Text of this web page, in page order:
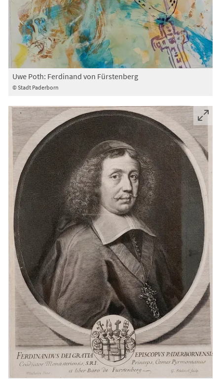
© Stadt Paderborn
Uwe Poth: Ferdinand von Fürstenberg